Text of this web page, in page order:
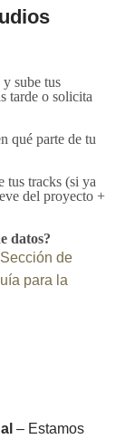
y sube tus
tarde o solicita
qué parte de tu
tus tracks (si ya
del proyecto +
datos?
Sección de
para la
– Estamos